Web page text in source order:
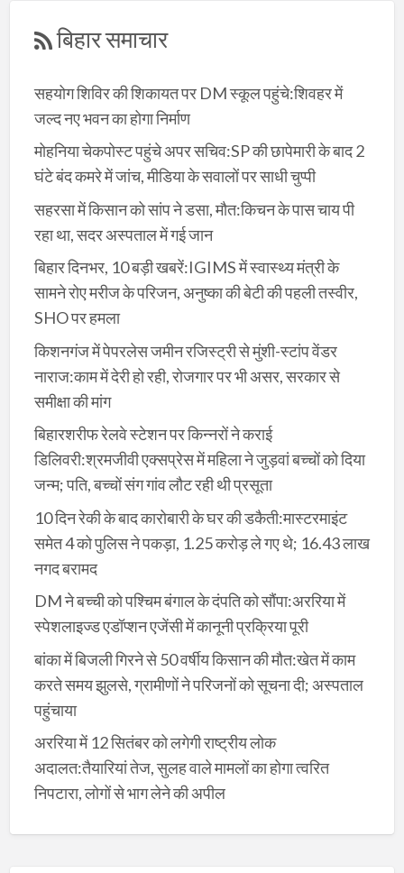
बिहार समाचार
सहयोग शिविर की शिकायत पर DM स्कूल पहुंचे:शिवहर में
जल्द नए भवन का होगा निर्माण
मोहनिया चेकपोस्ट पहुंचे अपर सचिव:SP की छापेमारी के बाद 2
घंटे बंद कमरे में जांच, मीडिया के सवालों पर साधी चुप्पी
सहरसा में किसान को सांप ने डसा, मौत:किचन के पास चाय पी
रहा था, सदर अस्पताल में गई जान
बिहार दिनभर, 10 बड़ी खबरें:IGIMS में स्वास्थ्य मंत्री के
सामने रोए मरीज के परिजन, अनुष्का की बेटी की पहली तस्वीर,
SHO पर हमला
किशनगंज में पेपरलेस जमीन रजिस्ट्री से मुंशी-स्टांप वेंडर
नाराज:काम में देरी हो रही, रोजगार पर भी असर, सरकार से
समीक्षा की मांग
बिहारशरीफ रेलवे स्टेशन पर किन्नरों ने कराई
डिलिवरी:श्रमजीवी एक्सप्रेस में महिला ने जुड़वां बच्चों को दिया
जन्म; पति, बच्चों संग गांव लौट रही थी प्रसूता
10 दिन रेकी के बाद कारोबारी के घर की डकैती:मास्टरमाइंट
समेत 4 को पुलिस ने पकड़ा, 1.25 करोड़ ले गए थे; 16.43 लाख
नगद बरामद
DM ने बच्ची को पश्चिम बंगाल के दंपति को सौंपा:अररिया में
स्पेशलाइज्ड एडॉप्शन एजेंसी में कानूनी प्रक्रिया पूरी
बांका में बिजली गिरने से 50 वर्षीय किसान की मौत:खेत में काम
करते समय झुलसे, ग्रामीणों ने परिजनों को सूचना दी; अस्पताल
पहुंचाया
अररिया में 12 सितंबर को लगेगी राष्ट्रीय लोक
अदालत:तैयारियां तेज, सुलह वाले मामलों का होगा त्वरित
निपटारा, लोगों से भाग लेने की अपील